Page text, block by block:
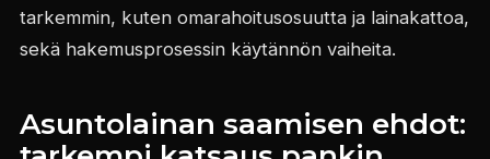
tarkemmin, kuten omarahoitusosuutta ja lainakattoa,
sekä hakemusprosessin käytännön vaiheita.
Asuntolainan saamisen ehdot: